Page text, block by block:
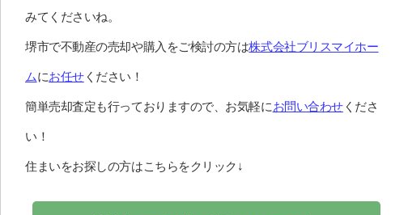
みてくださいね。
堺市で不動産の売却や購入をご検討の方は株式会社ブリスマイホー
ムにお任せください！
簡単売却査定も行っておりますので、お気軽にお問い合わせくださ
い！
住まいをお探しの方はこちらをクリック↓